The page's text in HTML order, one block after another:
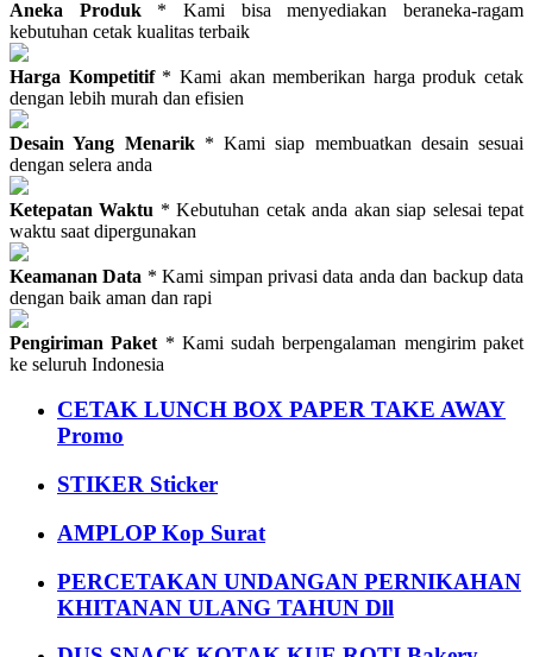
Aneka Produk * Kami bisa menyediakan beraneka-ragam
kebutuhan cetak kualitas terbaik
Harga Kompetitif* Kami akan memberikan harga produk cetak
dengan lebih murah dan efisien
Desain Yang Menarik* Kami siap membuatkan desain sesuai
dengan selera anda
Ketepatan Waktu * Kebutuhan cetak anda akan siap selesai tepat
waktu saat dipergunakan
Keamanan Data * Kami simpan privasi data anda dan backup data
dengan baik aman dan rapi
Pengiriman Paket * Kami sudah berpengalaman mengirim paket
ke seluruh Indonesia
CETAK LUNCH BOX PAPER TAKE AWAY
Promo
STIKER Sticker
AMPLOP Kop Surat
PERCETAKAN UNDANGAN PERNIKAHAN
KHITANAN ULANG TAHUN Dll